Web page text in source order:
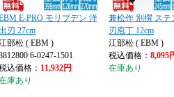
E-PRO モリブデン 洋
刃 27cm
部松 ( EBM )
6-0247-1501
込価格： 11,932円
庫あり
兼松作 別撰 ステ
刃庖丁 12cm
江部松 ( EBM )
税込価格：8,095
在庫あり